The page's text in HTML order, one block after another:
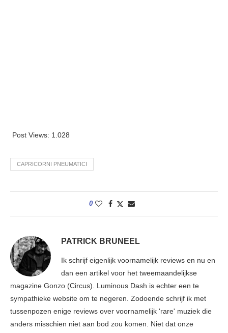
Post Views: 1.028
CAPRICORNI PNEUMATICI
0
PATRICK BRUNEEL
Ik schrijf eigenlijk voornamelijk reviews en nu en
dan een artikel voor het tweemaandelijkse
magazine Gonzo (Circus). Luminous Dash is echter een te
sympathieke website om te negeren. Zodoende schrijf ik met
tussenpozen enige reviews over voornamelijk 'rare' muziek die
anders misschien niet aan bod zou komen. Niet dat onze